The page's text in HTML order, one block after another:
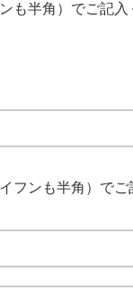
も半角）でご記入
フンも半角）でご